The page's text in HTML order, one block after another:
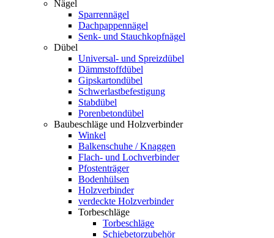
Nägel
Sparrennägel
Dachpappennägel
Senk- und Stauchkopfnägel
Dübel
Universal- und Spreizdübel
Dämmstoffdübel
Gipskartondübel
Schwerlastbefestigung
Stabdübel
Porenbetondübel
Baubeschläge und Holzverbinder
Winkel
Balkenschuhe / Knaggen
Flach- und Lochverbinder
Pfostenträger
Bodenhülsen
Holzverbinder
verdeckte Holzverbinder
Torbeschläge
Torbeschläge
Schiebetorzubehör